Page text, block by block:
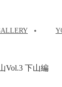
Vol.3 下山編